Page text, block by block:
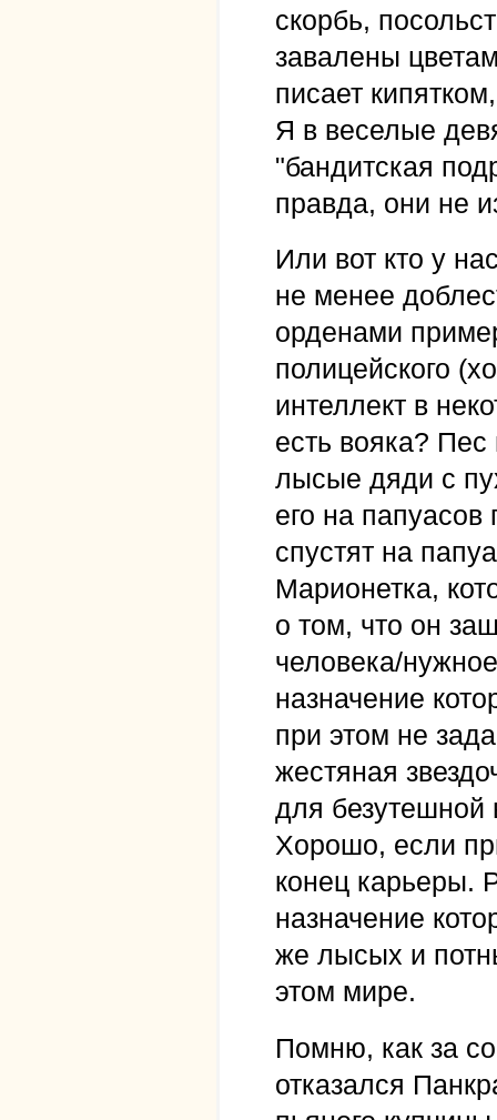
скорбь,
завалены
писает
Я в веселые
"бандитская
правда, они не
Или вот кто у
не менее
орденами
полицейского
интеллект в
есть вояка?
лысые дяди с
его на папуасов
спустят на
Марионетка,
о том, что он
человека/
назначение
при этом не
жестяная
для безутешной
Хорошо, если
конец карьеры.
назначение
же лысых и
этом мире.
Помню, как за
отказался